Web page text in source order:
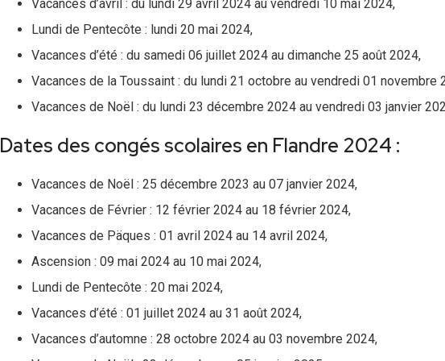
Vacances d’avril : du lundi 29 avril 2024 au vendredi 10 mai 2024,
Lundi de Pentecôte : lundi 20 mai 2024,
Vacances d’été : du samedi 06 juillet 2024 au dimanche 25 août 2024,
Vacances de la Toussaint : du lundi 21 octobre au vendredi 01 novembre
Vacances de Noël : du lundi 23 décembre 2024 au vendredi 03 janvier
Dates des congés scolaires en Flandre 2024 :
Vacances de Noël : 25 décembre 2023 au 07 janvier 2024,
Vacances de Février : 12 février 2024 au 18 février 2024,
Vacances de Päques : 01 avril 2024 au 14 avril 2024,
Ascension : 09 mai 2024 au 10 mai 2024,
Lundi de Pentecôte : 20 mai 2024,
Vacances d’été : 01 juillet 2024 au 31 août 2024,
Vacances d’automne : 28 octobre 2024 au 03 novembre 2024,